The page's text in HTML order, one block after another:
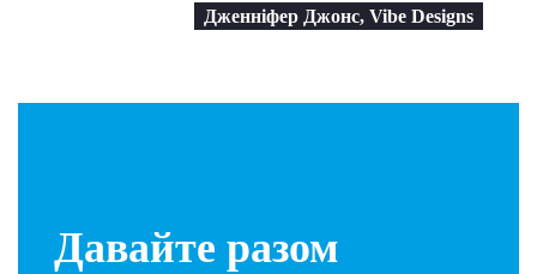
Дженніфер Джонс, Vibe Designs
Давайте разом